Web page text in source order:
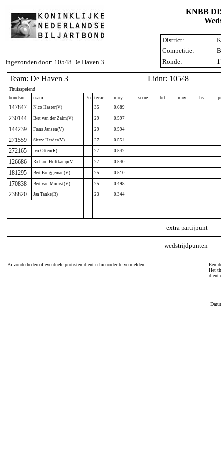
Ingezonden door: 10548 De Haven 3
KNBB
District:
Competitie:
Ronde:
Team: De Haven 3 Lidnr: 10548
Thuisspelend
bondsnr
naam j/n tecar moy score brt moy hs
147847 Nico Haster(V) 35 0.689
230144 Bert van der Zalm(V) 29 0.597
144239 Frans Jansen(V) 29 0.594
271559 Sietze Herder(V) 27 0.554
272165 Ivo Otten(R) 27 0.542
126686 Richard Holtkamp(V) 27 0.540
181295 Bert Bruggeman(V) 25 0.510
170838 Bert van Moorst(V) 25 0.498
238820 Jan Tanke(R) 23 0.344
extra partijpunt
wedstrijdpunten
Bijzonderheden of eventuele protesten dient u hieronder te vermelden:
Een
Het
dient